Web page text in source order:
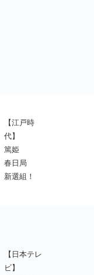
【江戸時
代】
篤姫
春日局
新選組！
【日本テレ
ビ】